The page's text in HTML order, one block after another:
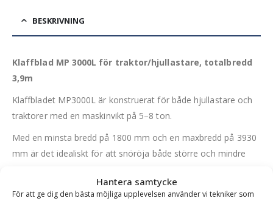
Hantera samtycke
För att ge dig den bästa möjliga upplevelsen använder vi tekniker som
BESKRIVNING
Klaffblad MP 3000L för traktor/hjullastare, totalbredd
3,9m
Klaffbladet MP3000L är konstruerat för både hjullastare och
traktorer med en maskinvikt på 5–8 ton.
Med en minsta bredd på 1800 mm och en maxbredd på 3930
mm är det idealiskt för att snöröja både större och mindre
Vid påkörning av exempelvis ett brunnslock fjädrar skärstålet